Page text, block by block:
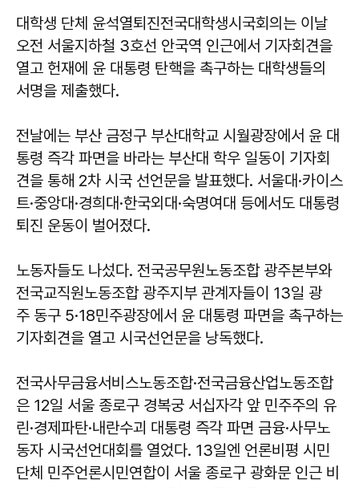
대학생 단체 윤석열퇴진전국대학생시국회의는 이날
오전 서울지하철 3호선 안국역 인근에서 기자회견을
열고 헌재에 윤 대통령 탄핵을 촉구하는 대학생들의
서명을 제출했다.
전날에는 부산 금정구 부산대학교 시월광장에서 윤 대
통령 즉각 파면을 바라는 부산대 학우 일동이 기자회
견을 통해 2차 시국 선언문을 발표했다. 서울대·카이스
트·중앙대·경희대·한국외대·숙명여대 등에서도 대통령
퇴진 운동이 벌어졌다.
노동자들도 나섰다. 전국공무원노동조합 광주본부와
전국교직원노동조합 광주지부 관계자들이 13일 광
주 동구 5·18민주광장에서 윤 대통령 파면을 촉구하는
기자회견을 열고 시국선언문을 낭독했다.
전국사무금융서비스노동조합·전국금융산업노동조합
은 12일 서울 종로구 경복궁 서십자각 앞 민주주의 유
린·경제파탄·내란수괴 대통령 즉각 파면 금융·사무노
동자 시국선언대회를 열었다. 13일엔 언론비평 시민
단체 민주언론시민연합이 서울 종로구 광화문 인근 비